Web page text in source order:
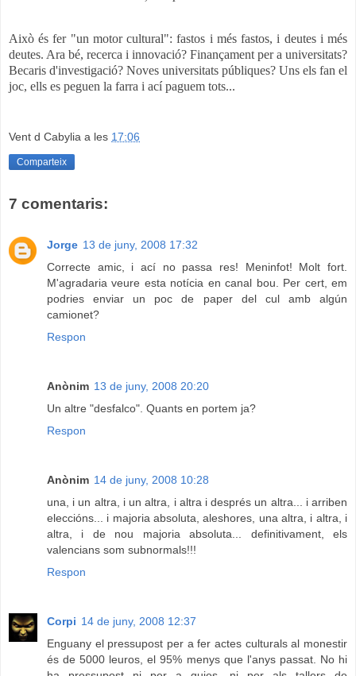
Això és fer "un motor cultural": fastos i més fastos, i deutes i més
deutes. Ara bé, recerca i innovació? Finançament per a universitats?
Becaris d'investigació? Noves universitats públiques? Uns els fan el
joc, ells es peguen la farra i ací paguem tots...
Vent d Cabylia a les 17:06
Comparteix
7 comentaris:
Jorge 13 de juny, 2008 17:32
Correcte amic, i ací no passa res! Meninfot! Molt fort.
M'agradaria veure esta notícia en canal bou. Per cert, em
podries enviar un poc de paper del cul amb algún
camionet?
Respon
Anònim 13 de juny, 2008 20:20
Un altre "desfalco". Quants en portem ja?
Respon
Anònim 14 de juny, 2008 10:28
una, i un altra, i un altra, i altra i després un altra... i arriben
eleccións... i majoria absoluta, aleshores, una altra, i altra, i
altra, i de nou majoria absoluta... definitivament, els
valencians som subnormals!!!
Respon
Corpi 14 de juny, 2008 12:37
Enguany el pressupost per a fer actes culturals al monestir
és de 5000 leuros, el 95% menys que l'anys passat. No hi